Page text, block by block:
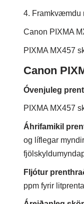
4. Framkvæmdu
Canon PIXMA
PIXMA MX457
Canon
Óvenjuleg
PIXMA MX457
Áhrifamikil
og líflegar
Fljótur
ppm fyrir